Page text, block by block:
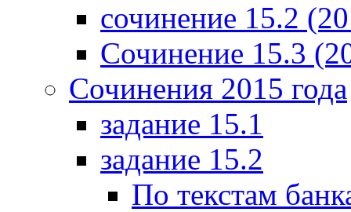
сочинение 15.2
Сочинение 15.3
Сочинения 2015 года
задание 15.1
задание 15.2
По текстам